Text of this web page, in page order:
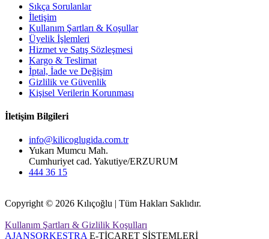
Sıkça Sorulanlar
İletişim
Kullanım Şartları & Koşullar
Üyelik İşlemleri
Hizmet ve Satış Sözleşmesi
Kargo & Teslimat
İptal, İade ve Değişim
Gizlilik ve Güvenlik
Kişisel Verilerin Korunması
İletişim Bilgileri
info@kilicoglugida.com.tr
Yukarı Mumcu Mah.
Cumhuriyet cad. Yakutiye/ERZURUM
444 36 15
Copyright © 2026 Kılıçoğlu | Tüm Hakları Saklıdır.
Kullanım Şartları & Gizlilik Koşulları
AJANSORKESTRA E-TİCARET SİSTEMLERİ